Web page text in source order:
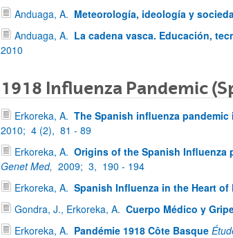
Anduaga, A. Meteorología, ideología y
Anduaga, A. La cadena vasca. Educación,
2010
1918 Influenza Pandemic
Erkoreka, A. The Spanish influenza
2010; 4 (2), 81 - 89
Erkoreka, A. Origins of the Spanish Influenza
Genet Med, 2009; 3, 190 - 194
Erkoreka, A. Spanish Influenza in the Heart of
Gondra, J., Erkoreka, A. Cuerpo Médico y
Erkoreka, A. Pandémie 1918 Côte Basque